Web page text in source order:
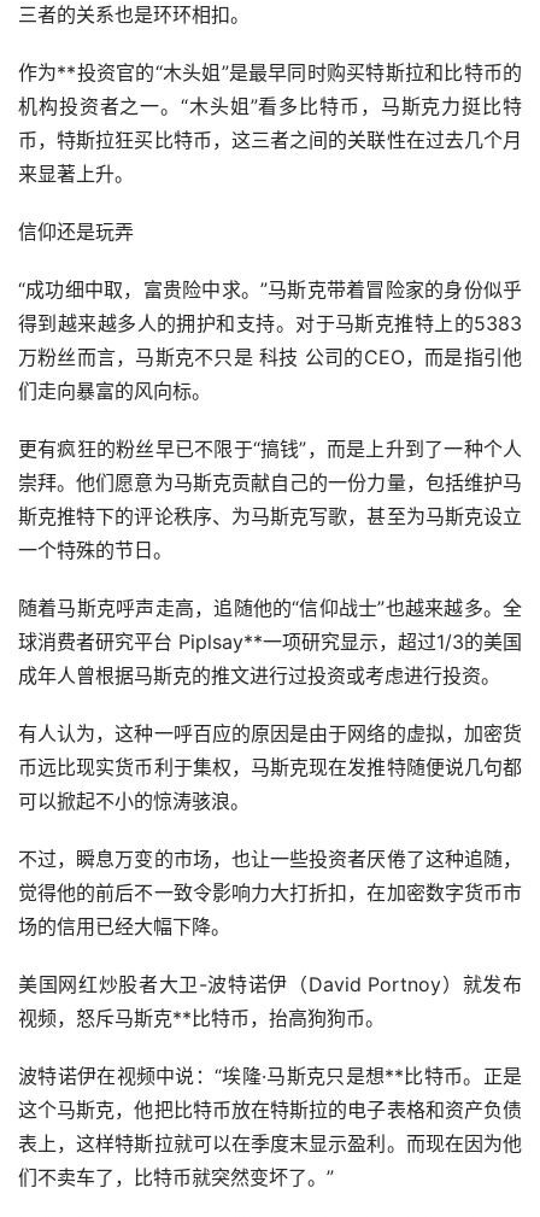
三者的关系也是环环相扣。
作为**投资官的“木头姐”是最早同时购买特斯拉和比特币的
机构投资者之一。“木头姐”看多比特币，马斯克力挺比特
币，特斯拉狂买比特币，这三者之间的关联性在过去几个月
来显著上升。
信仰还是玩弄
“成功细中取，富贵险中求。”马斯克带着冒险家的身份似乎
得到越来越多人的拥护和支持。对于马斯克推特上的5383
万粉丝而言，马斯克不只是 科技 公司的CEO，而是指引他
们走向暴富的风向标。
更有疯狂的粉丝早已不限于“搞钱”，而是上升到了一种个人
崇拜。他们愿意为马斯克贡献自己的一份力量，包括维护马
斯克推特下的评论秩序、为马斯克写歌，甚至为马斯克设立
一个特殊的节日。
随着马斯克呼声走高，追随他的“信仰战士”也越来越多。全
球消费者研究平台 Piplsay**一项研究显示，超过1/3的美国
成年人曾根据马斯克的推文进行过投资或考虑进行投资。
有人认为，这种一呼百应的原因是由于网络的虚拟，加密货
币远比现实货币利于集权，马斯克现在发推特随便说几句都
可以掀起不小的惊涛骇浪。
不过，瞬息万变的市场，也让一些投资者厌倦了这种追随，
觉得他的前后不一致令影响力大打折扣，在加密数字货币市
场的信用已经大幅下降。
美国网红炒股者大卫-波特诺伊（David Portnoy）就发布
视频，怒斥马斯克**比特币，抬高狗狗币。
波特诺伊在视频中说：“埃隆·马斯克只是想**比特币。正是
这个马斯克，他把比特币放在特斯拉的电子表格和资产负债
表上，这样特斯拉就可以在季度末显示盈利。而现在因为他
们不卖车了，比特币就突然变坏了。”